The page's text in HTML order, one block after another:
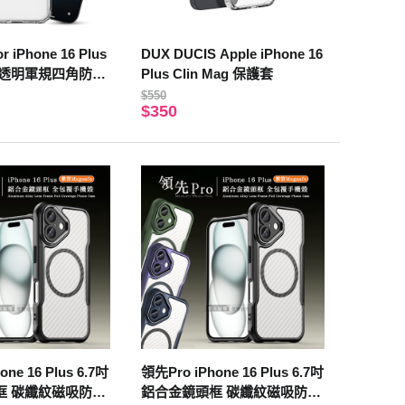
iPhone 16 Plus
明軍規四角防摔
DUX DUCIS Apple iPhone 16
Plus Clin Mag 保護套
$550
$350
16 Plus 6.7吋
碳纖紋磁吸防摔
領先Pro iPhone 16 Plus 6.7吋
鋁合金鏡頭框 碳纖紋磁吸防摔